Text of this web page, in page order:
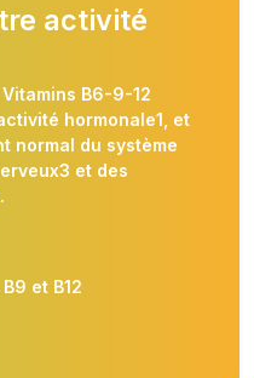
activité
B6-9-12
hormonale1, et
normal du système
et des
et B12